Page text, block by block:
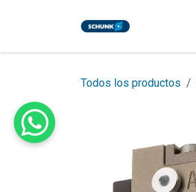
Todos los productos